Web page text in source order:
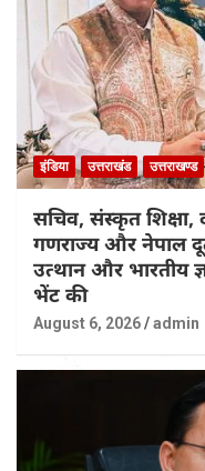
इंडिया उत्तराखंड उत्तराखण्ड
सचिव, संस्कृत शिक्षा,
गणराज्य और नेपाल
उत्थान और भारतीय
भेंट की
August 6, 2026 admin